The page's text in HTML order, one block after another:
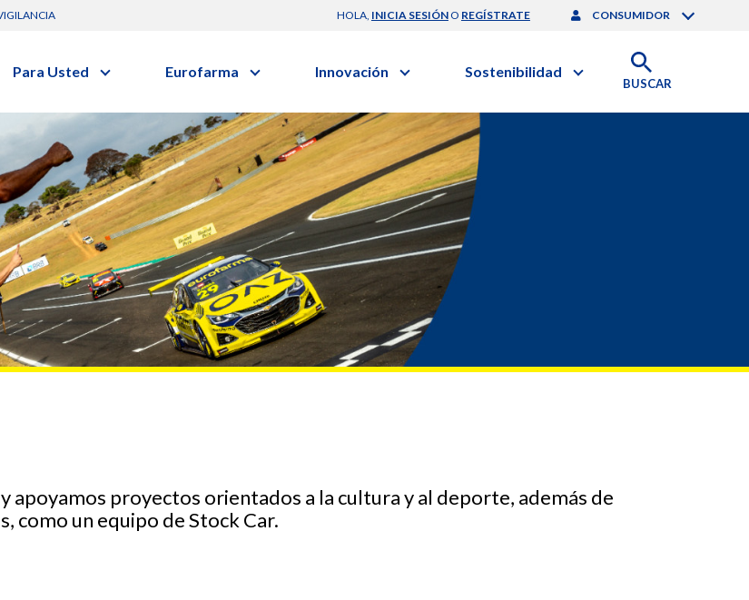
HOLA, INICIA SESIÓNO REGÍSTRATE CONSUMIDOR
Para Usted
Artículos
Diccionario de Salud
Videos
Eurofarma
Trabaje Con Nosotros
Certificaciones
Comunicados
Premios y Reconocimientos
Programa de Visitas
Dónde Estamos
Sala de prensa
Innovación
Nuevos Negocios
Investigación Clínica
Investigación y Desarrollo
Profesionales de Salud | EurON Pro
Sostenibilidad
Gobierno Corporativo
Informe de Sostenibilidad
Responsabilidad Compartida
Balance Financiero
BUSCAR
apoyamos proyectos orientados a la cultura y al deporte, además de
como un equipo de Stock Car.